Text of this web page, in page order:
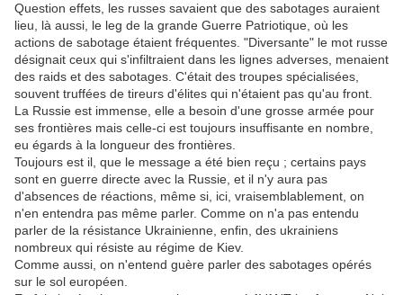
Question effets, les russes savaient que des sabotages auraient
lieu, là aussi, le leg de la grande Guerre Patriotique, où les
actions de sabotage étaient fréquentes. "Diversante" le mot russe
désignait ceux qui s'infiltraient dans les lignes adverses, menaient
des raids et des sabotages. C'était des troupes spécialisées,
souvent truffées de tireurs d'élites qui n'étaient pas qu'au front.
La Russie est immense, elle a besoin d'une grosse armée pour
ses frontières mais celle-ci est toujours insuffisante en nombre,
eu égards à la longueur des frontières.
Toujours est il, que le message a été bien reçu ; certains pays
sont en guerre directe avec la Russie, et il n'y aura pas
d'absences de réactions, même si, ici, vraisemblablement, on
n'en entendra pas même parler. Comme on n'a pas entendu
parler de la résistance Ukrainienne, enfin, des ukrainiens
nombreux qui résiste au régime de Kiev.
Comme aussi, on n'entend guère parler des sabotages opérés
sur le sol européen.